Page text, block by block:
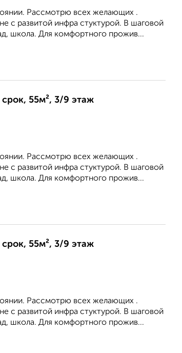
Рассмотрю всех желающих .
с развитой инфра стуктурой. В шаговой
школа. Для комфортного прожив...
55м², 3/9 этаж
Рассмотрю всех желающих .
с развитой инфра стуктурой. В шаговой
школа. Для комфортного прожив...
55м², 3/9 этаж
Рассмотрю всех желающих .
с развитой инфра стуктурой. В шаговой
школа. Для комфортного прожив...